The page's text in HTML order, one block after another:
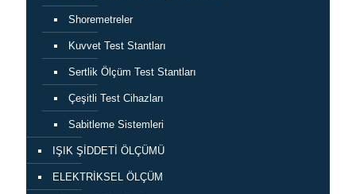
Shoremetreler
Kuvvet Test Stantları
Sertlik Ölçüm Test Stantları
Çeşitli Test Cihazları
Sabitleme Sistemleri
IŞIK ŞİDDETİ ÖLÇÜMÜ
ELEKTRİKSEL ÖLÇÜM